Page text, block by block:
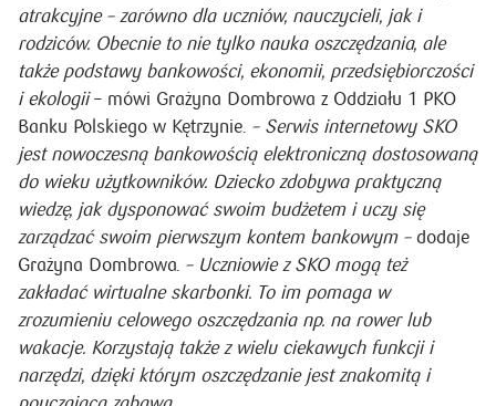
– W latach 2010-2012 SKO przeszły gruntowną zmianę –
dzieci zyskały dostęp do swoich oszczędności poprzez
bankowość elektroniczną. Konto SKO stało się bardziej
atrakcyjne – zarówno dla uczniów, nauczycieli, jak i
rodziców. Obecnie to nie tylko nauka oszczędzania, ale
także podstawy bankowości, ekonomii, przedsiębiorczości
i ekologii – mówi Grażyna Dombrowa z Oddziału 1 PKO
Banku Polskiego w Kętrzynie.– Serwis internetowy SKO
jest nowoczesną bankowością elektroniczną dostosowaną
do wieku użytkowników. Dziecko zdobywa praktyczną
wiedzę, jak dysponować swoim budżetem i uczy się
zarządzać swoim pierwszym kontem bankowym
dodaje
Grażyna Dombrowa.
– Uczniowie z SKO mogą też
zakładać wirtualne skarbonki. To im pomaga w